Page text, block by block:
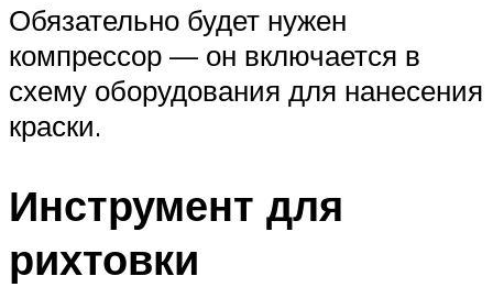
Обязательно будет нужен
компрессор — он включается в
схему оборудования для нанесения
краски.
Инструмент для
рихтовки